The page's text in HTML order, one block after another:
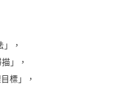
，
」，
標」，